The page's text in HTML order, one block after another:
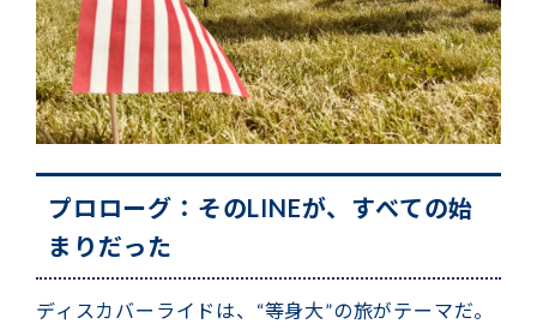
プロローグ：そのLINEが、すべての始
まりだった
ディスカバーライドは、“等身大”の旅がテーマだ。